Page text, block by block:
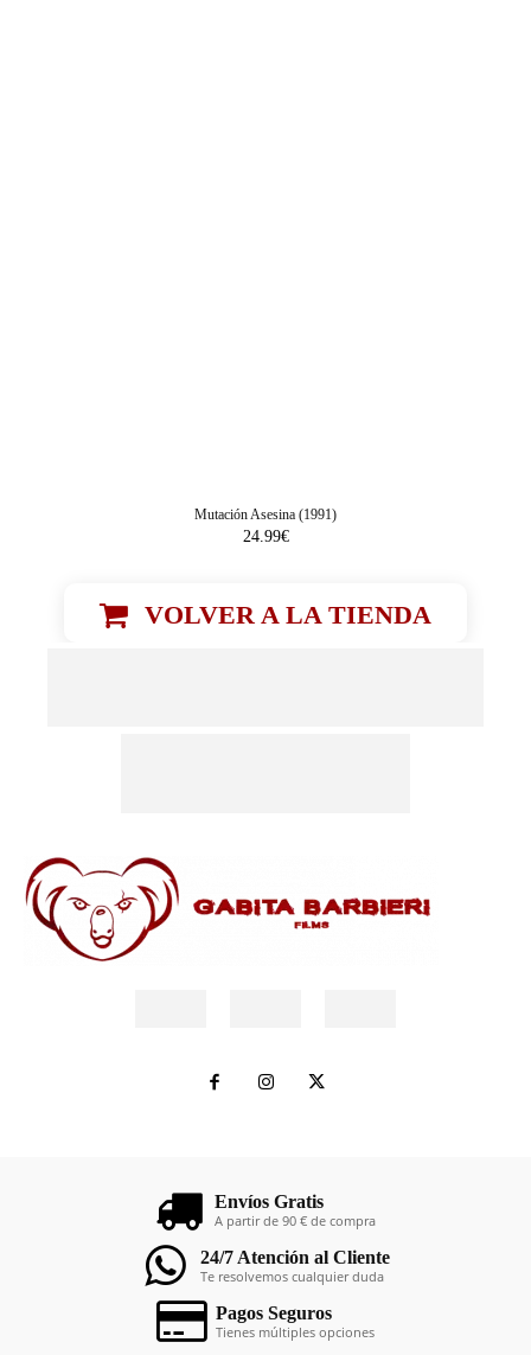
Mutación Asesina (1991)
24.99€
VOLVER A LA TIENDA
Envíos Gratis
A partir de 90 € de compra
24/7 Atención al Cliente
Te resolvemos cualquier duda
Pagos Seguros
Tienes múltiples opciones